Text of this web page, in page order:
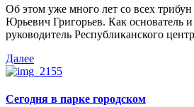
Об этом уже много лет со всех
Юрьевич Григорьев. Как основатель
руководитель Республиканского
Далее
Сегодня в парке городском